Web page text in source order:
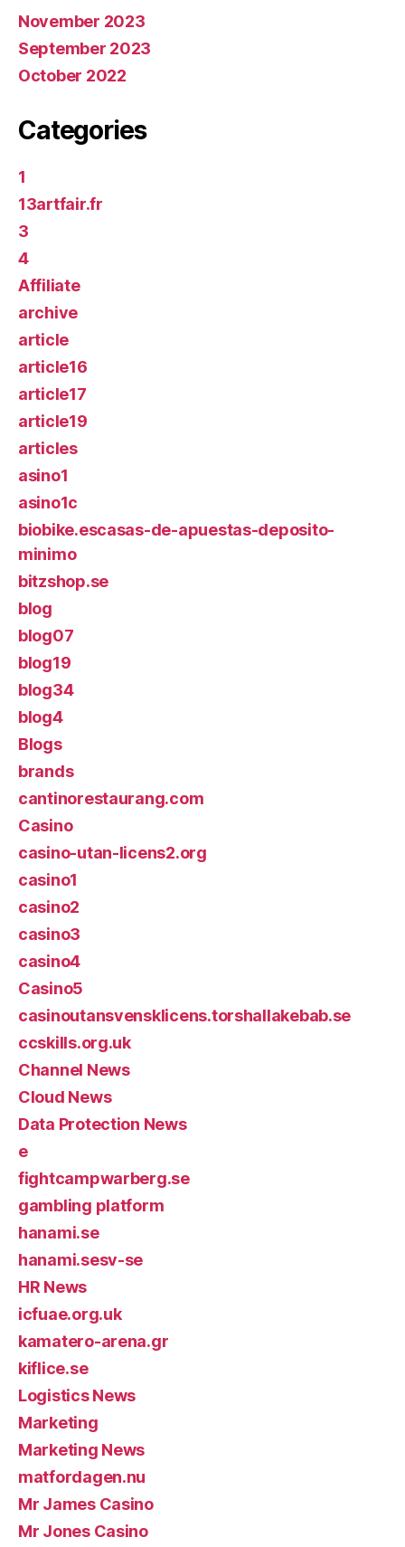
November 2023
September 2023
October 2022
Categories
1
13artfair.fr
3
4
Affiliate
archive
article
article16
article17
article19
articles
asino1
asino1c
biobike.escasas-de-apuestas-deposito-
minimo
bitzshop.se
blog
blog07
blog19
blog34
blog4
Blogs
brands
cantinorestaurang.com
Casino
casino-utan-licens2.org
casino1
casino2
casino3
casino4
Casino5
casinoutansvensklicens.torshallakebab.se
ccskills.org.uk
Channel News
Cloud News
Data Protection News
e
fightcampwarberg.se
gambling platform
hanami.se
hanami.sesv-se
HR News
icfuae.org.uk
kamatero-arena.gr
kiflice.se
Logistics News
Marketing
Marketing News
matfordagen.nu
Mr James Casino
Mr Jones Casino